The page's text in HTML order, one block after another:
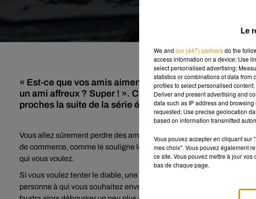
« Est-ce que vos amis aiment Game of Thrones mais
un ami affreux ? Super ! ». C'est le mot d'ordre du site
proches la suite de la série événement.
Vous allez sûrement perdre des amis si vous faites ça. Le site «
de commerce, comme le souligne le site The Daily Dot. Pour 0,99
qui vous voulez.
Si vous voulez tenter le diable, une fois sur le site il suffit d’indiquer
personne à qui vous souhaitez envoyer le spoil. Il est même possible
Le
We and our (447) partnersdo the
access information on a device; Use
select personalised advertising;
statistics or combinations of data
profiles to select personalised
Deliver and present advertising and
data such as IP address and
requested; Use precise geolocation
based on information transmitted
Vous pouvez accepter en cliquant sur
mes choix". Vous pouvez également
ce site. Vous pouvez mettre à jour
bas de chaque page.